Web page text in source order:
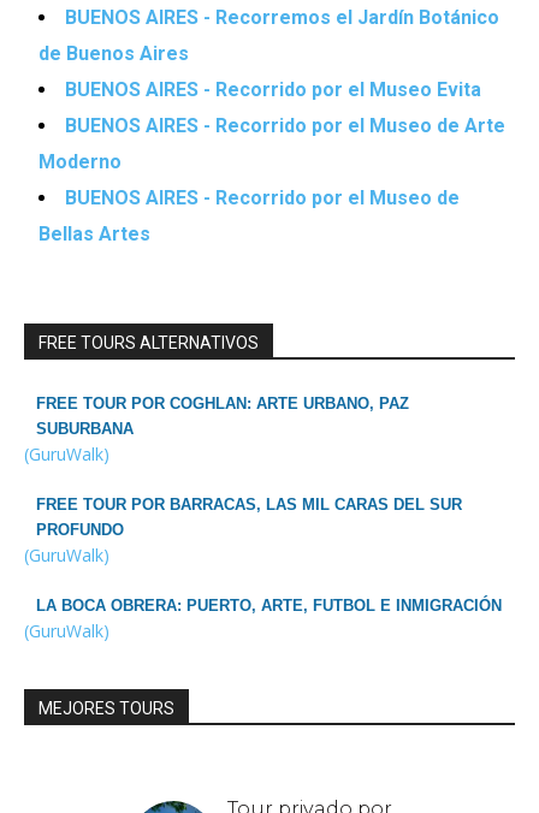
BUENOS AIRES - Recorremos el Jardín Botánico
de Buenos Aires
BUENOS AIRES - Recorrido por el Museo Evita
BUENOS AIRES - Recorrido por el Museo de Arte
Moderno
BUENOS AIRES - Recorrido por el Museo de
Bellas Artes
FREE TOURS ALTERNATIVOS
FREE TOUR POR COGHLAN: ARTE URBANO, PAZ
SUBURBANA
(GuruWalk)
FREE TOUR POR BARRACAS, LAS MIL CARAS DEL SUR
PROFUNDO
(GuruWalk)
LA BOCA OBRERA: PUERTO, ARTE, FUTBOL E INMIGRACIÓN
(GuruWalk)
MEJORES TOURS